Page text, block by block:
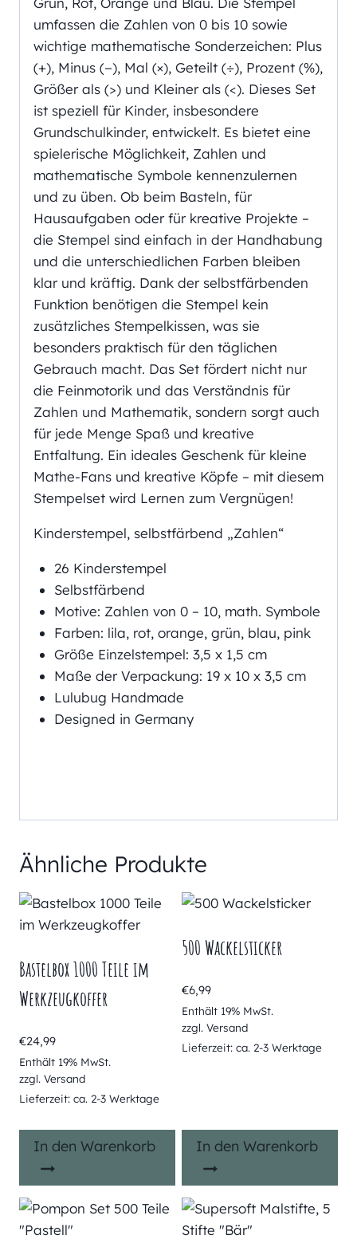
umfassen die Zahlen von 0 bis 10 sowie
wichtige mathematische Sonderzeichen: Plus
(+), Minus (−), Mal (×), Geteilt (÷), Prozent (%),
Größer als (>) und Kleiner als (<). Dieses Set
ist speziell für Kinder, insbesondere
Grundschulkinder, entwickelt. Es bietet eine
spielerische Möglichkeit, Zahlen und
mathematische Symbole kennenzulernen
und zu üben. Ob beim Basteln, für
Hausaufgaben oder für kreative Projekte –
die Stempel sind einfach in der Handhabung
und die unterschiedlichen Farben bleiben
klar und kräftig. Dank der selbstfärbenden
Funktion benötigen die Stempel kein
zusätzliches Stempelkissen, was sie
besonders praktisch für den täglichen
Gebrauch macht. Das Set fördert nicht nur
die Feinmotorik und das Verständnis für
Zahlen und Mathematik, sondern sorgt auch
für jede Menge Spaß und kreative
Entfaltung. Ein ideales Geschenk für kleine
Mathe-Fans und kreative Köpfe – mit diesem
Stempelset wird Lernen zum Vergnügen!
Kinderstempel, selbstfärbend „Zahlen“
26 Kinderstempel
Selbstfärbend
Motive: Zahlen von 0 – 10, math. Symbole
Farben: lila, rot, orange, grün, blau, pink
Größe Einzelstempel: 3,5 x 1,5 cm
Maße der Verpackung: 19 x 10 x 3,5 cm
Lulubug Handmade
Designed in Germany
Ähnliche Produkte
Bastelbox 1000 Teile im
Werkzeugkoffer
€24,99
Enthält 19% MwSt.
zzgl. Versand
Lieferzeit: ca. 2-3 Werktage
In den Warenkorb
500 Wackelsticker
€6,99
Enthält 19% MwSt.
zzgl. Versand
Lieferzeit: ca. 2-3 Werktage
In den Warenkorb